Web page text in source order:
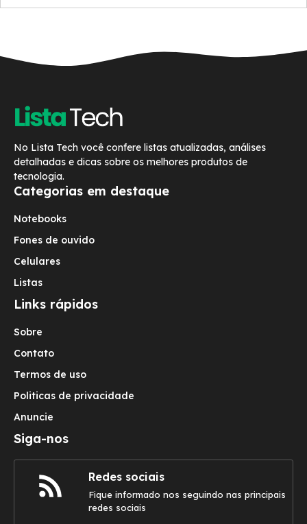
No Lista Tech você confere listas atualizadas, análises
detalhadas e dicas sobre os melhores produtos de
tecnologia.
Categorias em destaque
Notebooks
Fones de ouvido
Celulares
Listas
Links rápidos
Sobre
Contato
Termos de uso
Politicas de privacidade
Anuncie
Siga-nos
Redes sociais
Fique informado nos seguindo nas principais
redes sociais